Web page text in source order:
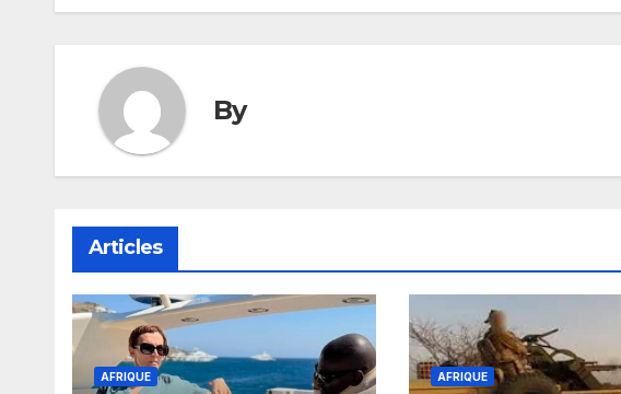
By
Articles
AFRIQUE AFRIQUE